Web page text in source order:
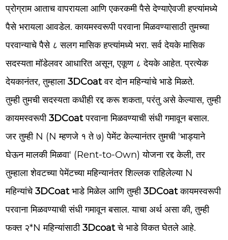
प्रोग्राम आताच वापरायला आणि एकरकमी पैसे देण्याऐवजी हप्त्यांमध्ये
पैसे भरायला आवडेल. कायमस्वरूपी परवाना मिळवण्यासाठी तुमच्या
परवान्याचे पैसे ८ सलग मासिक हप्त्यांमध्ये भरा. सर्व देयके मासिक
सदस्यता मॉडेलवर आधारित असून, एकूण ८ देयके आहेत. प्रत्येक
देयकानंतर, तुम्हाला3DCoatवर दोन महिन्यांचे भाडे मिळते.
तुम्ही तुमची सदस्यता कधीही रद्द करू शकता, परंतु असे केल्यास, तुम्ही
कायमस्वरूपी3DCoatपरवाना मिळवण्याची संधी गमावून बसाल.
जर तुम्ही N (N म्हणजे १ ते ७) पेमेंट केल्यानंतर तुमची 'भाड्याने
घेऊन मालकी मिळवा' (Rent-to-Own) योजना रद्द केली, तर
तुम्हाला शेवटच्या पेमेंटच्या महिन्यानंतर शिल्लक राहिलेल्या N
महिन्यांचे3DCoatभाडे मिळेल आणि तुम्ही3DCoatकायमस्वरूपी
परवाना मिळवण्याची संधी गमावून बसाल. याचा अर्थ असा की, तुम्ही
फक्त २*N महिन्यांसाठी3Dcoatचे भाडे विकत घेतले आहे.